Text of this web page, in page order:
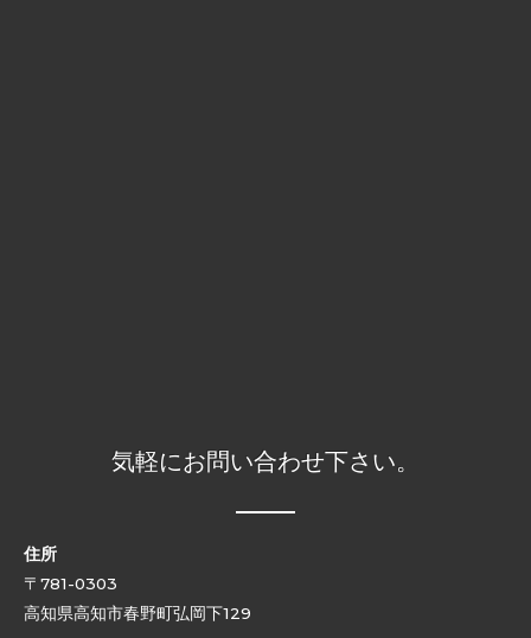
気軽にお問い合わせ下さい。
住所
〒781-0303
高知県高知市春野町弘岡下129